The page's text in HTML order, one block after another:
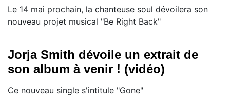
Le 14 mai prochain, la chanteuse soul dévoilera son
nouveau projet musical "Be Right Back"
Jorja Smith dévoile un extrait de
son album à venir ! (vidéo)
Ce nouveau single s'intitule "Gone"